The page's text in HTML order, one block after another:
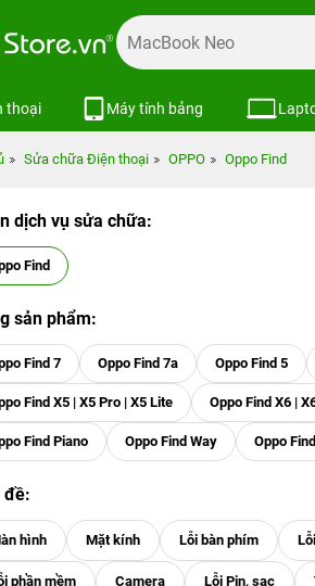
thoại Máy tính bảng
Sửa chữa Điện thoại OPPO Oppo Find
dịch vụ sửa chữa:
Find
sản phẩm:
Find 7 Oppo Find 7a Oppo Find 5
Find X5 | X5 Pro | X5 Lite Oppo Find X6 |
Find Piano Oppo Find Way Oppo
đề: